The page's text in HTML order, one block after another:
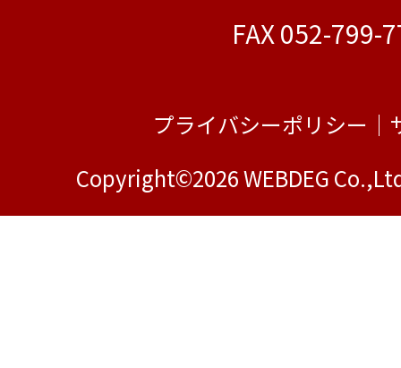
FAX 052-799-
プライバシーポリシー ｜
Copyright©2026 WEBDEG